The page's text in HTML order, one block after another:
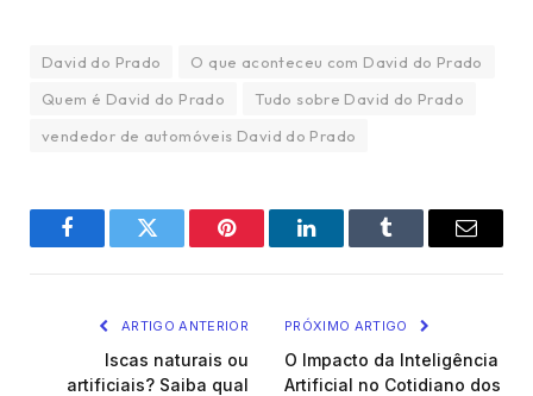
David do Prado
O que aconteceu com David do Prado
Quem é David do Prado
Tudo sobre David do Prado
vendedor de automóveis David do Prado
FacebookTwitter Pinterest LinkedInTumblr Email
ARTIGO ANTERIOR
Iscas naturais ou
artificiais? Saiba qual
PRÓXIMO ARTIGO
O Impacto da Inteligência
Artificial no Cotidiano dos